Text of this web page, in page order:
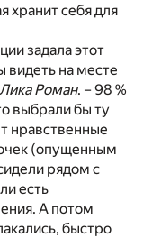
хранит себя для
задала этот
видеть на месте
Роман. – 98 %
выбрали бы ту
нравственные
(опущенным
рядом с
есть
А потом
быстро